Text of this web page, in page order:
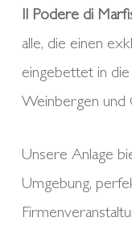
Il Podere di
alle, die einen
eingebettet in
Weinbergen und
Unsere Anlage
Umgebung,